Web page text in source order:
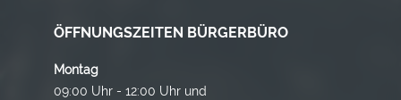
ÖFFNUNGSZEITEN BÜRGERBÜRO
Montag
09:00 Uhr - 12:00 Uhr und